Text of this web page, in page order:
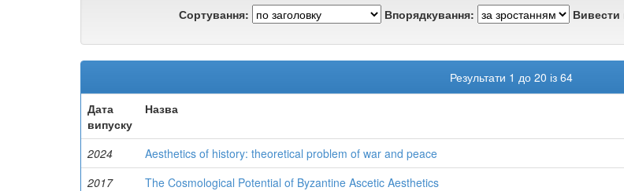
Сортування: Впорядкування: Вивести
Результати 1 до 20 із 64
Дата
випуску
Назва
2024 Aesthetics of history: theoretical problem of war and peace
2017
The Cosmological Potential of Byzantine Ascetic Aesthetics